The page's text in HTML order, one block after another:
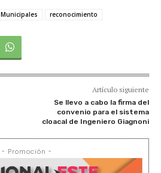
Municipales reconocimiento
Artículo siguiente
Se llevo a cabo la firma del
convenio para el sistema
cloacal de Ingeniero Giagnoni
- Promoción -